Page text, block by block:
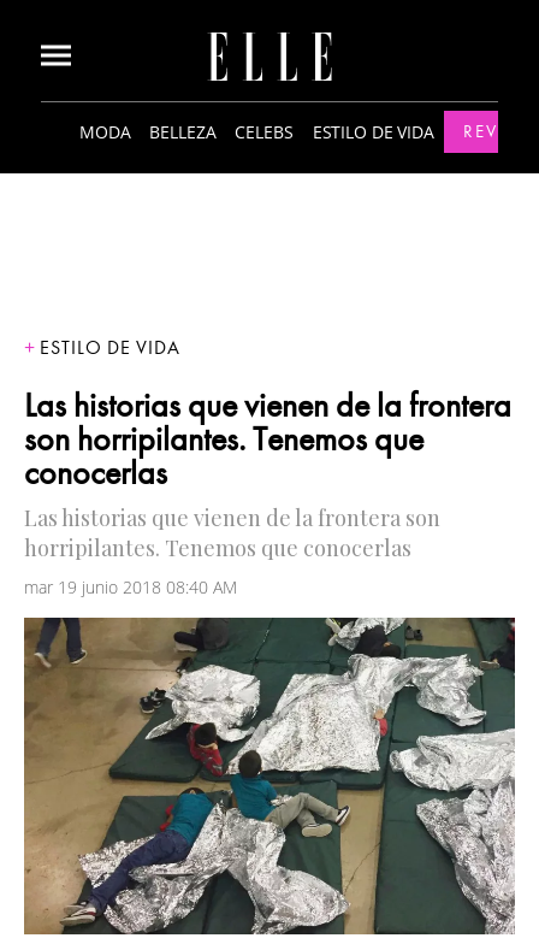
MODA BELLEZA CELEBS ESTILO DE VIDA
ESTILO DE VIDA
Las historias que vienen de la frontera
son horripilantes. Tenemos que
conocerlas
Las historias que vienen de la frontera son
horripilantes. Tenemos que conocerlas
mar 19 junio 2018 08:40 AM